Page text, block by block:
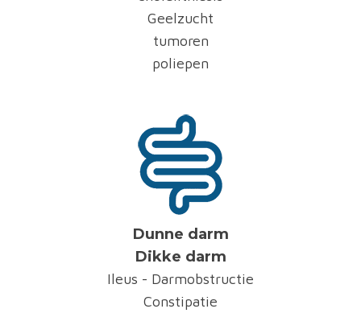
Geelzucht
tumoren
poliepen
Dunne darm
Dikke darm
Ileus - Darmobstructie
Constipatie